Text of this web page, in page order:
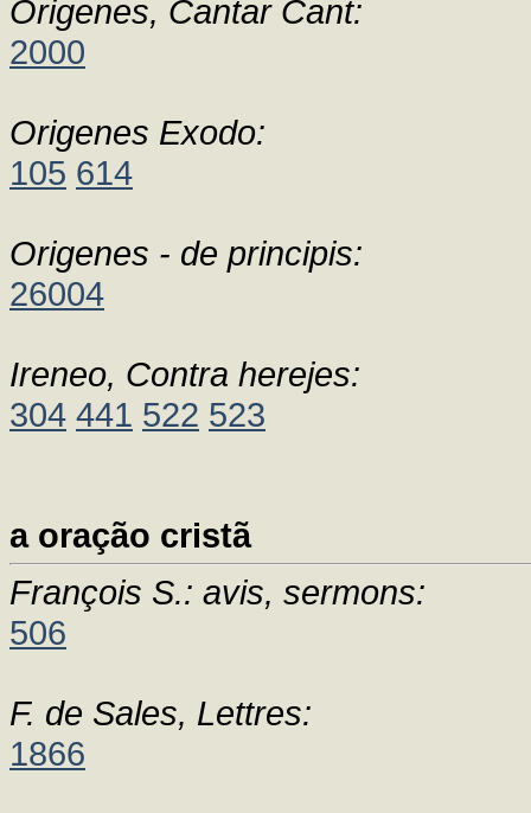
Origenes, Cantar Cant:
2000
Origenes Exodo:
105 614
Origenes - de principis:
26004
Ireneo, Contra herejes:
304 441 522 523
a oração cristã
François S.: avis, sermons:
506
F. de Sales, Lettres:
1866